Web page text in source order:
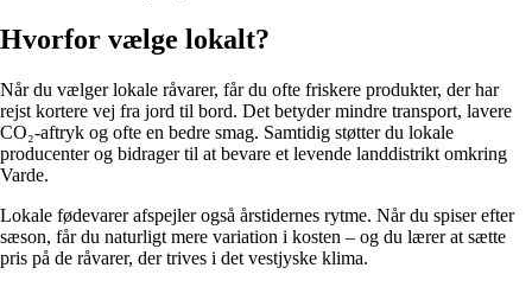
Hvorfor vælge lokalt?
Når du vælger lokale råvarer, får du ofte friskere produkter, der har
rejst kortere vej fra jord til bord. Det betyder mindre transport, lavere
CO₂-aftryk og ofte en bedre smag. Samtidig støtter du lokale
producenter og bidrager til at bevare et levende landdistrikt omkring
Varde.
Lokale fødevarer afspejler også årstidernes rytme. Når du spiser efter
sæson, får du naturligt mere variation i kosten – og du lærer at sætte
pris på de råvarer, der trives i det vestjyske klima.